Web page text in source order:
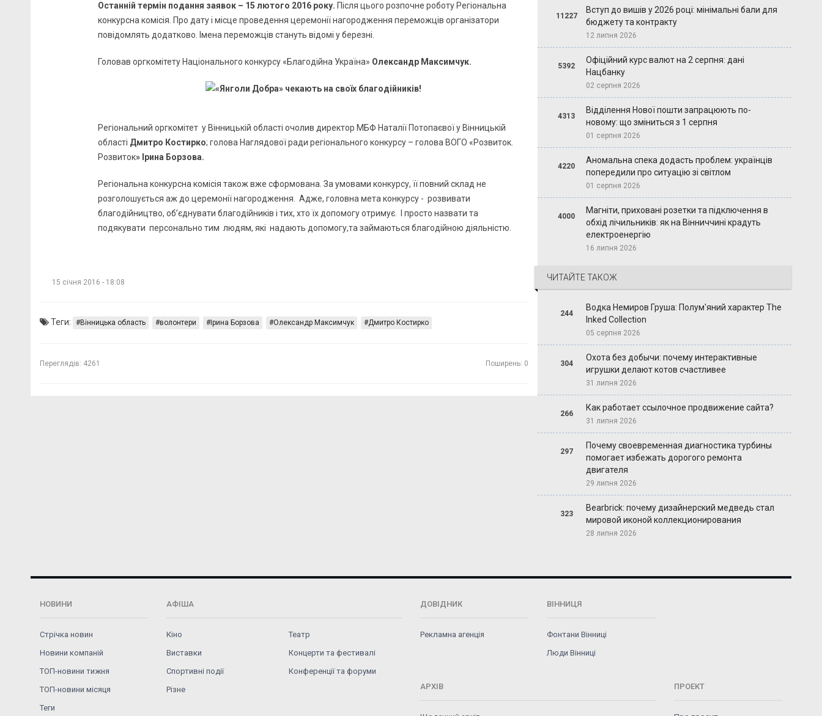
Останній термін подання заявок – 15 лютого 2016 року. Після цього розпочне роботу Регіональна
конкурсна комісія. Про дату і місце проведення церемонії нагородження переможців організатори
повідомлять додатково. Імена переможців стануть відомі у березні.
Головав оргкомітету Національного конкурсу «Благодійна Україна» Олександр Максимчук.
Регіональний оргкомітет у Вінницькій області очолив директор МБФ Наталії Потопаєвої у Вінницькій
області Дмитро Костирко; голова Наглядової ради регіонального конкурсу – голова ВОГО «Розвиток.
Розвиток» Ірина Борзова.
Регіональна конкурсна комісія також вже сформована. За умовами конкурсу, її повний склад не
розголошується аж до церемонії нагородження. Адже, головна мета конкурсу - розвивати
благодійництво, об’єднувати благодійників і тих, хто їх допомогу отримує. І просто назвати та
подякувати персонально тим людям, які надають допомогу,та займаються благодійною діяльністю.
15 січня 2016 - 18:08
Теги: Вінницька область волонтери Ірина Борзова Олександр Максимчук Дмитро Костирко
Переглядів: 4261 Поширень: 0
11227
Вступ до вишів у 2026 році: мінімальні бали для
бюджету та контракту
12 липня 2026
5392
Офіційний курс валют на 2 серпня: дані
Нацбанку
02 серпня 2026
4313
Відділення Нової пошти запрацюють по-
новому: що зміниться з 1 серпня
01 серпня 2026
4220
Аномальна спека додасть проблем: українців
попередили про ситуацію зі світлом
01 серпня 2026
4000
Магніти, приховані розетки та підключення в
обхід лічильників: як на Вінниччині крадуть
електроенергію
16 липня 2026
ЧИТАЙТЕ ТАКОЖ
244
Водка Немиров Груша: Полум'яний характер The
Inked Collection
05 серпня 2026
304
Охота без добычи: почему интерактивные
игрушки делают котов счастливее
31 липня 2026
266
Как работает ссылочное продвижение сайта?
31 липня 2026
297
Почему своевременная диагностика турбины
помогает избежать дорогого ремонта
двигателя
29 липня 2026
323
Bearbrick: почему дизайнерский медведь стал
мировой иконой коллекционирования
28 липня 2026
НОВИНИ
Стрічка новин
Новини компаній
ТОП-новини тижня
ТОП-новини місяця
Теги
АФІША
Кіно
Театр
Виставки
Концерти та фестивалі
Спортивні події
Конференції та форуми
Різне
ДОВІДНИК
Рекламна агенція
ВІННИЦЯ
Фонтани Вінниці
Люди Вінниці
АРХІВ ПРОЕКТ